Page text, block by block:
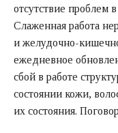
отсутствие проблем
Слаженная работа
и желудочно-
ежедневное
сбой в работе
состоянии кожи,
их состояния.